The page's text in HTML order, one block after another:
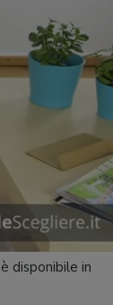
disponibile in